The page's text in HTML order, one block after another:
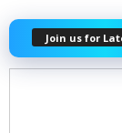
Join us for